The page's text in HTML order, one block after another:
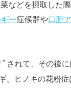
などを摂取した
ー症候群や口腔
＊ されて、その後
、ヒノキの花粉